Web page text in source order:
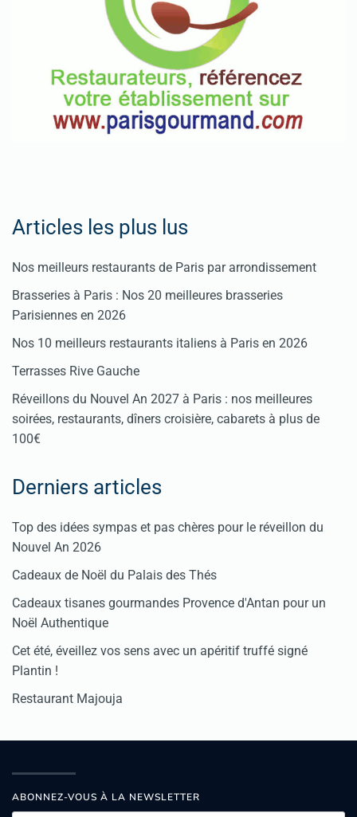
Articles les plus lus
Nos meilleurs restaurants de Paris par arrondissement
Brasseries à Paris : Nos 20 meilleures brasseries
Parisiennes en 2026
Nos 10 meilleurs restaurants italiens à Paris en 2026
Terrasses Rive Gauche
Réveillons du Nouvel An 2027 à Paris : nos meilleures
soirées, restaurants, dîners croisière, cabarets à plus de
100€
Derniers articles
Top des idées sympas et pas chères pour le réveillon du
Nouvel An 2026
Cadeaux de Noël du Palais des Thés
Cadeaux tisanes gourmandes Provence d'Antan pour un
Noël Authentique
Cet été, éveillez vos sens avec un apéritif truffé signé
Plantin !
Restaurant Majouja
ABONNEZ-VOUS À LA NEWSLETTER